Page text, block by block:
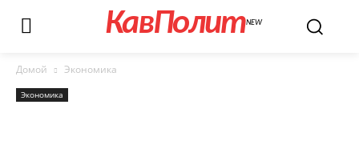
КавПолитNEW
Домой Экономика
Экономика